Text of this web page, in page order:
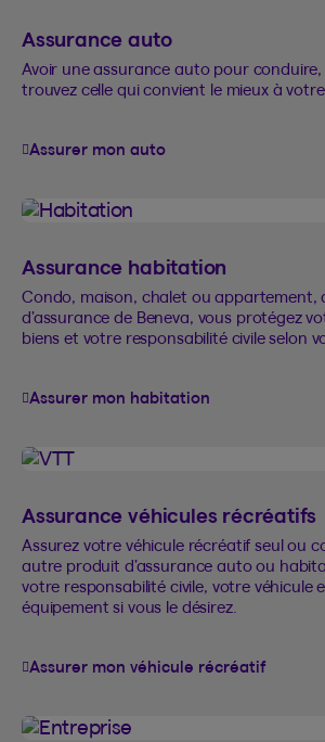
Assurance auto
Avoir une assurance auto pour conduire,
trouvez celle qui convient le mieux à
Assurer mon auto
Assurance habitation
Condo, maison, chalet ou appartement,
d’assurance de Beneva, vous protégez
biens et votre responsabilité civile selon
Assurer mon habitation
Assurance véhicules récréatifs
Assurez votre véhicule récréatif seul ou
autre produit d’assurance auto ou
votre responsabilité civile, votre véhicule
équipement si vous le désirez.
Assurer mon véhicule récréatif